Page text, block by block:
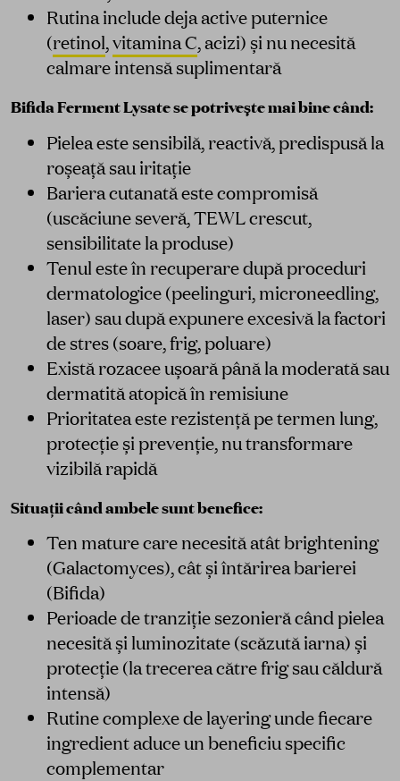
Rutina include deja active puternice
(retinol,vitamina C, acizi) și nu necesită
calmare intensă suplimentară
Bifida Ferment Lysate se potrivește mai bine când:
Pielea este sensibilă, reactivă, predispusă la
roșeață sau iritație
Bariera cutanată este compromisă
(uscăciune severă, TEWL crescut,
sensibilitate la produse)
Tenul este în recuperare după proceduri
dermatologice (peelinguri, microneedling,
laser) sau după expunere excesivă la factori
de stres (soare, frig, poluare)
Există rozacee ușoară până la moderată sau
dermatită atopică în remisiune
Prioritatea este rezistență pe termen lung,
protecție și prevenție, nu transformare
vizibilă rapidă
Situații când ambele sunt benefice:
Ten mature care necesită atât brightening
(Galactomyces), cât și întărirea barierei
(Bifida)
Perioade de tranziție sezonieră când pielea
necesită și luminozitate (scăzută iarna) și
protecție (la trecerea către frig sau căldură
intensă)
Rutine complexe de layering unde fiecare
ingredient aduce un beneficiu specific
complementar